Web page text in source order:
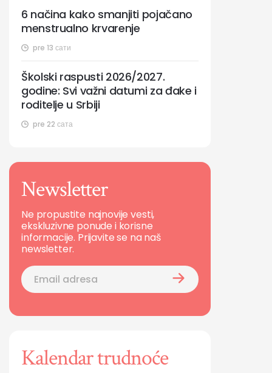
pre 13 сати
6 načina kako smanjiti pojačano
menstrualno krvarenje
pre 22 сата
Školski raspusti 2026/2027.
godine: Svi važni datumi za đake i
roditelje u Srbiji
Newsletter
Ne propustite najnovije vesti,
ekskluzivne ponude i korisne
informacije. Prijavite se na naš
newsletter.
Kalendar trudnoće